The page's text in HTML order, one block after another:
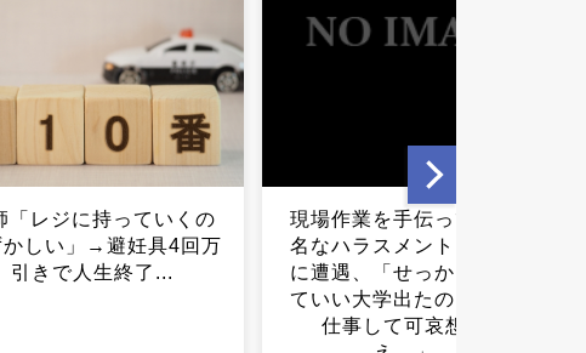
作業を手伝ってたら有
ハラスメントおじさん
遇、「せっかく勉強し
巡査のマイカーが電柱に衝
突、安全運転義務違反の疑
いで逮 …酒の臭い「何も言
いたくない」 広島...